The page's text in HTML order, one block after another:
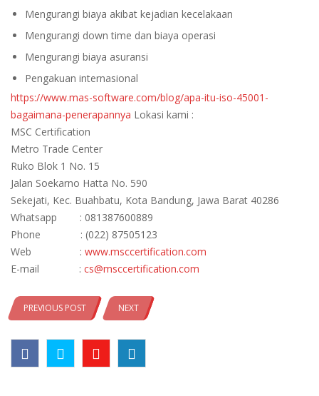
Mengurangi biaya akibat kejadian kecelakaan
Mengurangi down time dan biaya operasi
Mengurangi biaya asuransi
Pengakuan internasional
https://www.mas-software.com/blog/apa-itu-iso-45001-
bagaimana-penerapannya Lokasi kami :
MSC Certification
Metro Trade Center
Ruko Blok 1 No. 15
Jalan Soekarno Hatta No. 590
Sekejati, Kec. Buahbatu, Kota Bandung, Jawa Barat 40286
Whatsapp : 081387600889
Phone : (022) 87505123
Web : www.msccertification.com
E-mail : cs@msccertification.com
PREVIOUS POST NEXT